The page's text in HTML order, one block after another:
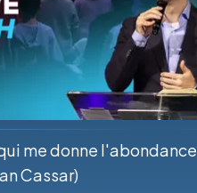
me donne l'abondance
Cassar)